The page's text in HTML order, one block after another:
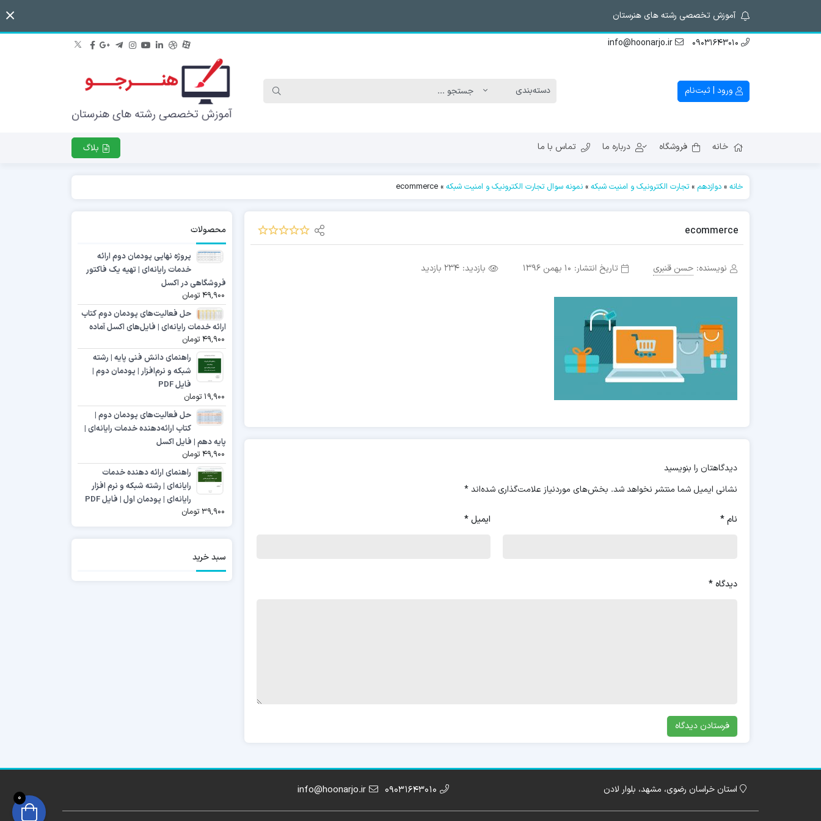
آموزش تخصصی رشته های هنرستان
09031643010
info@hoonarjo.ir
ورود | ثبت‌نام
خانه فروشگاه درباره ما تماس با ما بلاگ
خانه » دوازدهم »تجارت الکترونیک و امنیت شبکه » نمونه سوال تجارت الکترونیک و امنیت شبکه »
ecommerce
ecommerce
نویسنده: حسن قنبری تاریخ انتشار: 10 بهمن 1396 بازدید: 234 بازدید
دیدگاهتان را بنویسید
نشانی ایمیل شما منتشر نخواهد شد. بخش‌های موردنیاز علامت‌گذاری شده‌اند*
نام* ایمیل*
دیدگاه *
محصولات
پروژه نهایی پودمان دوم ارائه
خدمات رایانه‌ای | تهیه یک فاکتور
فروشگاهی در اکسل
49,900 تومان
حل فعالیت‌های پودمان دوم کتاب
ارائه خدمات رایانه‌ای | فایل‌های اکسل آماده
49,900 تومان
راهنمای دانش فنی پایه | رشته
شبکه و نرم‌افزار | پودمان دوم |
فایل PDF
19,900 تومان
حل فعالیت‌های پودمان دوم |
کتاب ارائه‌دهنده خدمات رایانه‌ای |
پایه دهم | فایل اکسل
49,900 تومان
راهنمای ارائه دهنده خدمات
رایانه‌ای | رشته شبکه و نرم افزار
رایانه‌ای | پودمان اول | فایل PDF
39,900 تومان
سبد خرید
استان خراسان رضوی، مشهد، بلوار لادن 09031643010
info@hoonarjo.ir
0